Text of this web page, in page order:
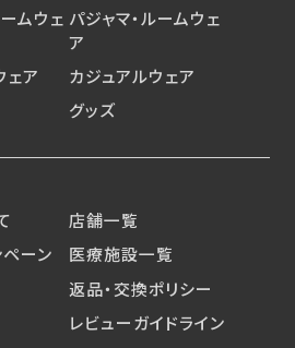
ムウェ
ェア
パジャマ・ルームウェ
ア
カジュアルウェア
グッズ
ペーン
店舗一覧
医療施設一覧
返品・交換ポリシー
レビューガイドライン